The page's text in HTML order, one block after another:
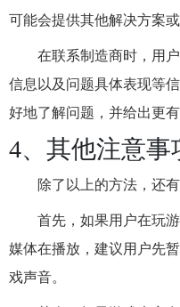
可能会提供其他解决方案
在联系制造商时，用
信息以及问题具体表现等
好地了解问题，并给出更
4、其他注意事
除了以上的方法，还
首先，如果用户在玩
媒体在播放，建议用户先
戏声音。